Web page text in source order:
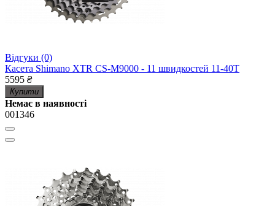
Відгуки (0)
Касета Shimano XTR CS-M9000 - 11 швидкостей 11-40Т
5595 ₴
Купити
Немає в наявності
001346